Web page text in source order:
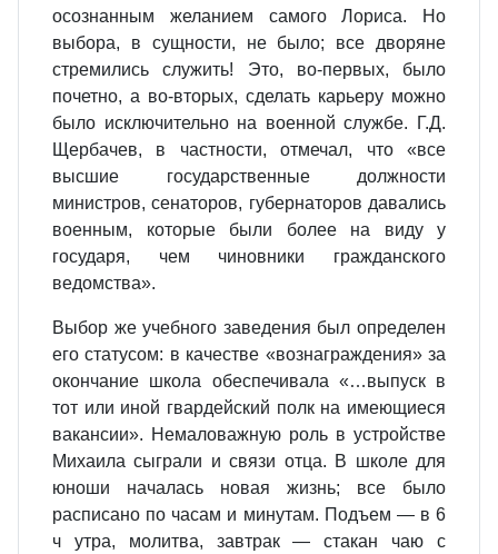
осознанным желанием самого Лориса. Но
выбора, в сущности, не было; все дворяне
стремились служить! Это, во-первых, было
почетно, а во-вторых, сделать карьеру можно
было исключительно на военной службе. Г.Д.
Щербачев, в частности, отмечал, что «все
высшие государственные должности
министров, сенаторов, губернаторов давались
военным, которые были более на виду у
государя, чем чиновники гражданского
ведомства».
Выбор же учебного заведения был определен
его статусом: в качестве «вознаграждения» за
окончание школа обеспечивала «…выпуск в
тот или иной гвардейский полк на имеющиеся
вакансии». Немаловажную роль в устройстве
Михаила сыграли и связи отца. В школе для
юноши началась новая жизнь; все было
расписано по часам и минутам. Подъем — в 6
ч утра, молитва, завтрак — стакан чаю с